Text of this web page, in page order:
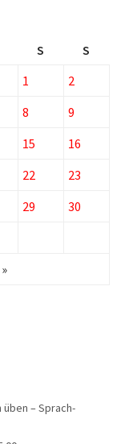
S
S
1
2
8
9
15
16
22
23
29
30
– Sprach-